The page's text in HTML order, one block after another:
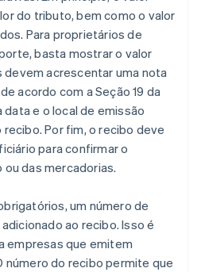
do tributo, bem como o valor
Para proprietários de
basta mostrar o valor
devem acrescentar uma nota
acordo com a Seção 19 da
data e o local de emissão
Por fim, o recibo deve
para confirmar o
das mercadorias.
um número de
ao recibo. Isso é
empresas que emitem
número do recibo permite que